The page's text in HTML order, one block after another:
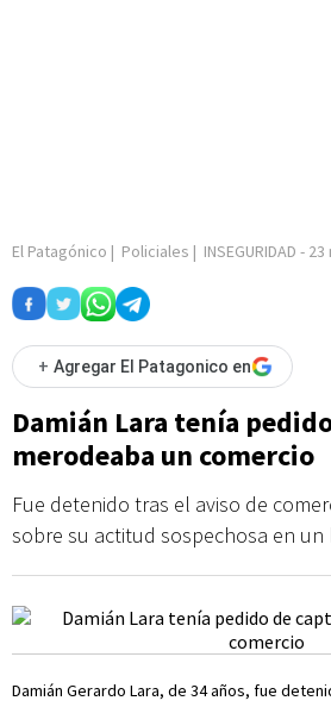
El Patagónico | Policiales | INSEGURIDAD - 23
+ Agregar El Patagonico en
Damián Lara tenía
merodeaba un comercio
Fue detenido tras el aviso de
sobre su actitud sospechosa en
Damián Gerardo Lara, de 34 años, fue